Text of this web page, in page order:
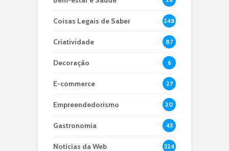
Coisas Legais de Saber 248
Criatividade 87
Decoração 6
E-commerce 27
Empreendedorismo 20
Gastronomia 43
Notícias da Web 324